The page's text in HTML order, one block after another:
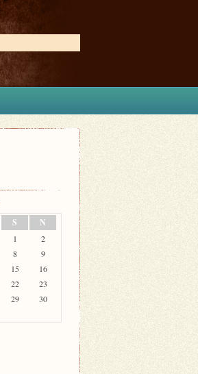
S N
1
2
8
9
15
16
22
23
29
30